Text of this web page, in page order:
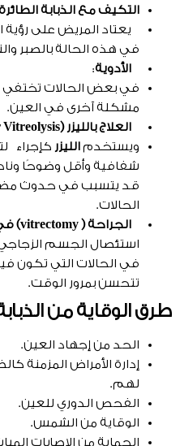
التكيف مع الذبابة
يعتاد المريض على رؤية
في هذه الحالة بالصبر
الأدوية:
في بعض الحالات تختفي
مشكلة آخرى في العين.
العلاج بالليزر (Vitreolysis
ويستخدمالليزر كإجراء
شفافية وأقل وضوحًا
قد يتسبب في حدوث
الحالات.
الجراحة ( vitrectomy) في الحالات الشديدة فقط:
استئصال الجسم
في الحالات التي تكون
تتحسن بمرور الوقت.
طرق الوقاية من
الحد من إجهاد العين.
إدارة الأمراض المزمنة
لهم.
الفحص الدوري للعين.
الوقاية من الشمس.
الحماية من الإصابات